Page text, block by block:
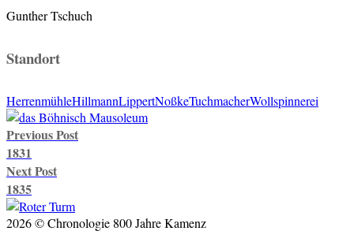
Gunther Tschuch
Standort
HerrenmühleHillmannLippertNoßkeTuchmacherWollspinnerei
Post
navigation
Previous Post
1831
Next Post
1835
2026 © Chronologie 800 Jahre Kamenz